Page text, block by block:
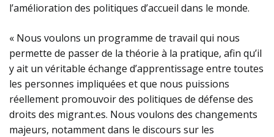
l’amélioration des politiques d’accueil dans le monde.
« Nous voulons un programme de travail qui nous
permette de passer de la théorie à la pratique, afin qu’il
y ait un véritable échange d’apprentissage entre toutes
les personnes impliquées et que nous puissions
réellement promouvoir des politiques de défense des
droits des migrant.es. Nous voulons des changements
majeurs, notamment dans le discours sur les